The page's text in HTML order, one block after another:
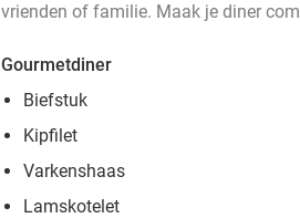
vrienden of familie. Maak je diner
Gourmetdiner
Biefstuk
Kipfilet
Varkenshaas
Lamskotelet